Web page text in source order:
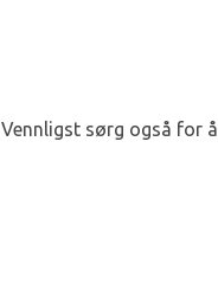
sørg også for å